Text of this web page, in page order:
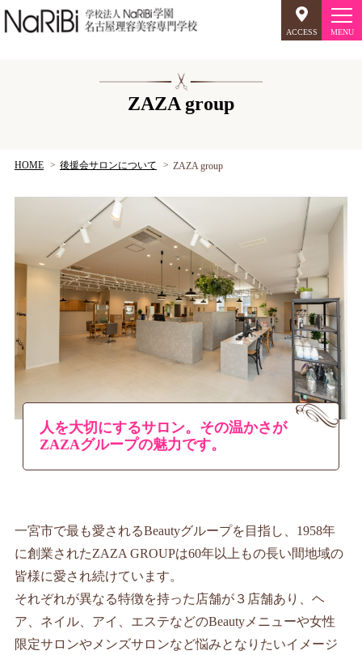
ACCESS
オープンキャンパス
キャンパスライフ
入学案内
就職について
一般サロン向け
後援会向け
サイトマップ
お問合わせ 資料請求
ZAZA group
HOME 後援会サロンについて ZAZA group
人を大切にするサロン。その温かさが
ZAZAグループの魅力です。
一宮市で最も愛されるBeautyグループを目指し、1958年
に創業されたZAZA GROUPは60年以上もの長い間地域の
皆様に愛され続けています。
それぞれが異なる特徴を持った店舗が３店舗あり、ヘ
ア、ネイル、アイ、エステなどのBeautyメニューや女性
限定サロンやメンズサロンなど悩みとなりたいイメージ